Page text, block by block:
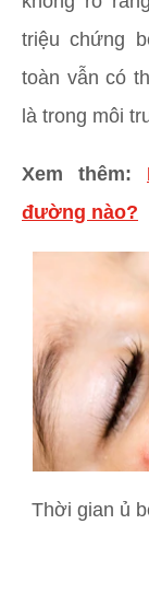
triệu chứng
toàn vẫn có
là trong môi
Xem thêm:
đường nào?
Thời gian ủ